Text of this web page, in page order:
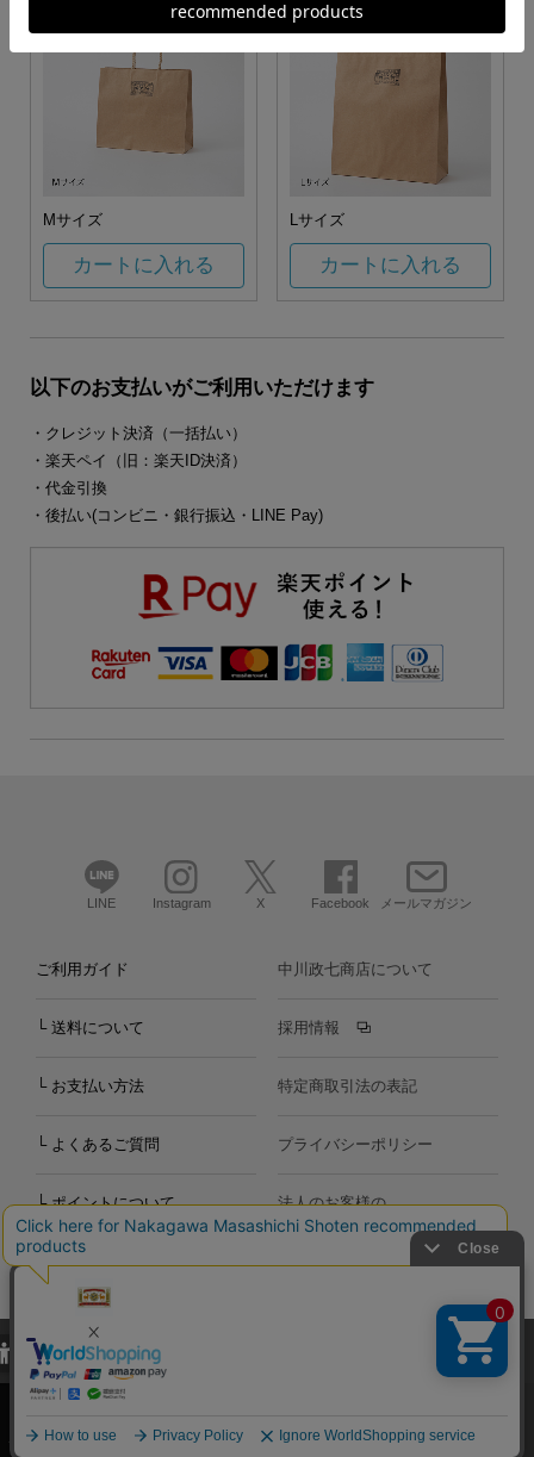
Mサイズ
カートに入れる
Lサイズ
カートに入れる
以下のお支払いがご利用いただけます
・クレジット決済（一括払い）
・楽天ペイ（旧：楽天ID決済）
・代金引換
・後払い(コンビニ・銀行振込・LINE Pay)
LINE Instagram X Facebook メールマガジン
ご利用ガイド
└ 送料について
└ お支払い方法
└ よくあるご質問
└ ポイントについて
お問い合わせ
中川政七商店について
採用情報
特定商取引法の表記
プライバシーポリシー
法人のお客様の
お問い合わせ
Copyright©2000-2026
Nakagawa Masashichi Shoten All Rights Reserved.
当サイトでは、当サイト内における閲覧履歴・属性情報などの取得およ
び利便性向上のためにクッキー（Cookie）を使用いたします。詳細に
関しては「プライバシーポリシー
承諾する